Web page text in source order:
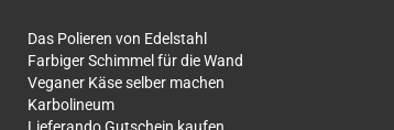
Das Polieren von Edelstahl
Farbiger Schimmel für die Wand
Veganer Käse selber machen
Karbolineum
Lieferando Gutschein kaufen